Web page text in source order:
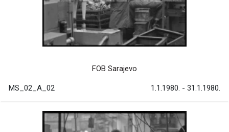
FOB Sarajevo
MS_02_A_02 1.1.1980. - 31.1.1980.